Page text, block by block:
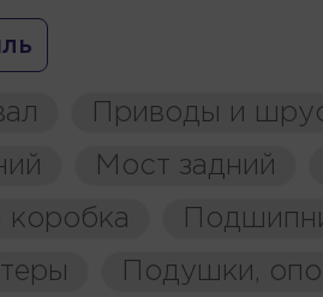
Приводы и
Мост задний
коробка
Подушки,